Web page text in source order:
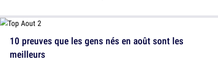
10 preuves que les gens nés en août sont les
meilleurs